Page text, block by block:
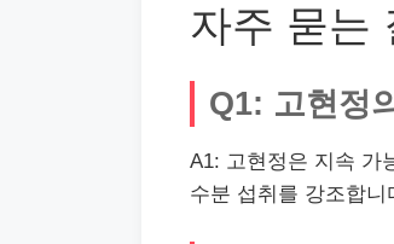
자주 묻는
Q1: 고현정
A1: 고현정은 지속 가
수분 섭취를 강조합니